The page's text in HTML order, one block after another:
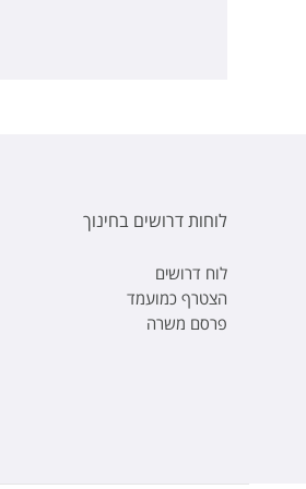
לוחות דרושים בחינוך
לוח דרושים
הצטרף כמועמד
פרסם משרה